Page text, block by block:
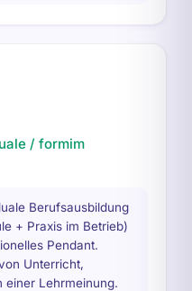
/ formim
Berufsausbildung
+ Praxis im Betrieb)
Pendant.
Unterricht,
einer Lehrmeinung.